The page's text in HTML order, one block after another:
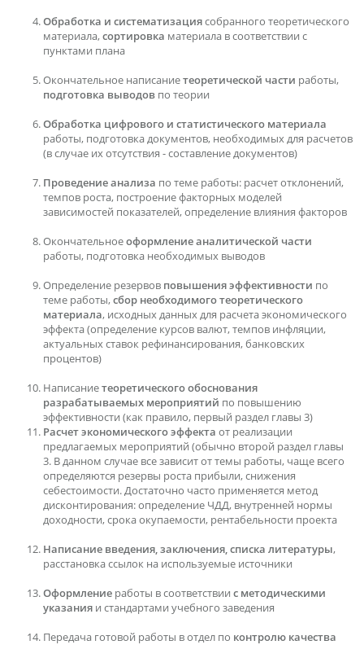
Обработка и систематизациясобранного теоретического
материала,сортировка материала в соответствии с
пунктами плана
Окончательное написаниетеоретической части работы,
подготовка выводов по теории
Обработка цифрового и статистического материала
работы, подготовка документов, необходимых для расчетов
(в случае их отсутствия - составление документов)
Проведение анализа по теме работы: расчет отклонений,
темпов роста, построение факторных моделей
зависимостей показателей, определение влияния факторов
Окончательноеоформление аналитической части
работы, подготовка необходимых выводов
Определение резервов повышения эффективности по
теме работы,сбор необходимого теоретического
материала, исходных данных для расчета экономического
эффекта (определение курсов валют, темпов инфляции,
актуальных ставок рефинансирования, банковских
процентов)
Написаниетеоретического обоснования
разрабатываемых мероприятий по повышению
эффективности (как правило, первый раздел главы 3)
Расчет экономического эффекта от реализации
предлагаемых мероприятий (обычно второй раздел главы
3. В данном случае все зависит от темы работы, чаще всего
определяются резервы роста прибыли, снижения
себестоимости. Достаточно часто применяется метод
дисконтирования: определение ЧДД, внутренней нормы
доходности, срока окупаемости, рентабельности проекта
Написание введения, заключения, списка литературы,
расстановка ссылок на используемые источники
Оформление работы в соответствии с методическими
указания и стандартами учебного заведения
Передача готовой работы в отдел по контролю качества